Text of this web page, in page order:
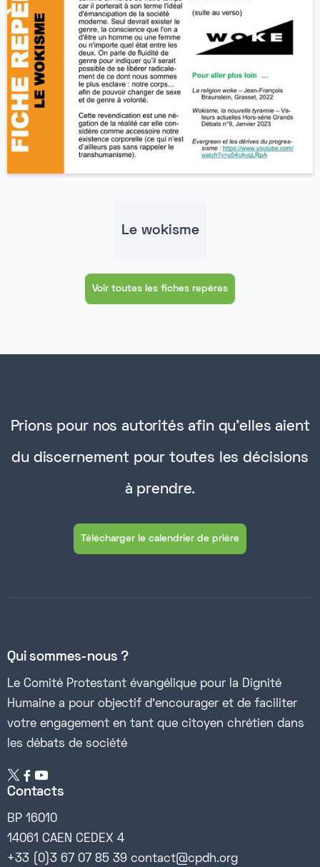
Le wokisme
Voir toutes les fiches repères
Prions pour nos autorités afin qu'elles aient
du discernement pour toutes les décisions
à prendre.
Télécharger le calendrier de prière
Qui sommes-nous ?
Le Comité Protestant évangélique pour la Dignité
Humaine a pour objectif d’encourager et de faciliter
votre engagement en tant que citoyen chrétien dans
les débats de société
 
Contacts
BP 16010
14061 CAEN CEDEX 4
+33 (0)3 67 07 85 39 contact@cpdh.org